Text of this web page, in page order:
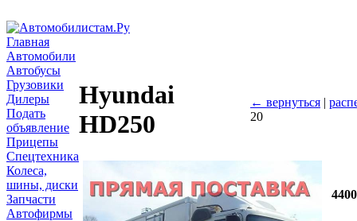
Главная
Автомобили
Автобусы
Грузовики
Дилеры
Подать
объявление
Прицепы
Спецтехника
Колеса,
шины, диски
Запчасти
Автофирмы
Hyundai
HD250
← вернуться |
20